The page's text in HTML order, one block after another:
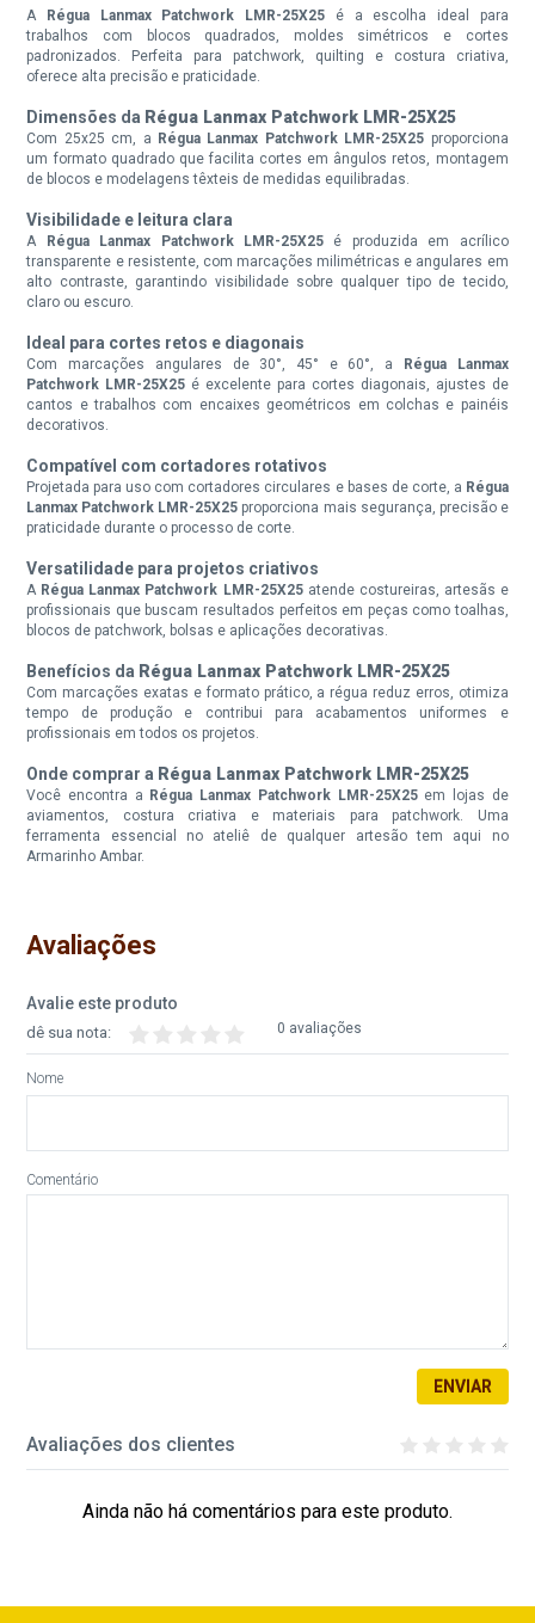
A Régua Lanmax Patchwork LMR-25X25 é a escolha ideal para
trabalhos com blocos quadrados, moldes simétricos e cortes
padronizados. Perfeita para patchwork, quilting e costura criativa,
oferece alta precisão e praticidade.
Dimensões da Régua Lanmax Patchwork LMR-25X25
Com 25x25 cm, a Régua Lanmax Patchwork LMR-25X25 proporciona
um formato quadrado que facilita cortes em ângulos retos, montagem
de blocos e modelagens têxteis de medidas equilibradas.
Visibilidade e leitura clara
A Régua Lanmax Patchwork LMR-25X25 é produzida em acrílico
transparente e resistente, com marcações milimétricas e angulares em
alto contraste, garantindo visibilidade sobre qualquer tipo de tecido,
claro ou escuro.
Ideal para cortes retos e diagonais
Com marcações angulares de 30°, 45° e 60°, a Régua Lanmax
Patchwork LMR-25X25 é excelente para cortes diagonais, ajustes de
cantos e trabalhos com encaixes geométricos em colchas e painéis
decorativos.
Compatível com cortadores rotativos
Projetada para uso com cortadores circulares e bases de corte, a Régua
Lanmax Patchwork LMR-25X25 proporciona mais segurança, precisão e
praticidade durante o processo de corte.
Versatilidade para projetos criativos
A Régua Lanmax Patchwork LMR-25X25atende costureiras, artesãs e
profissionais que buscam resultados perfeitos em peças como toalhas,
blocos de patchwork, bolsas e aplicações decorativas.
Benefícios da Régua Lanmax Patchwork LMR-25X25
Com marcações exatas e formato prático, a régua reduz erros, otimiza
tempo de produção e contribui para acabamentos uniformes e
profissionais em todos os projetos.
Onde comprar a Régua Lanmax Patchwork LMR-25X25
Você encontra a Régua Lanmax Patchwork LMR-25X25em lojas de
aviamentos, costura criativa e materiais para patchwork. Uma
ferramenta essencial no ateliê de qualquer artesão tem aqui no
Armarinho Ambar.
Avaliações
Avalie este produto
0 avaliações
dê sua nota:
Nome
Comentário
ENVIAR
Avaliações dos clientes
Ainda não há comentários para este produto.